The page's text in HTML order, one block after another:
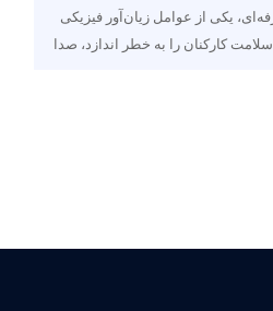
یکی از عوامل زیان‌آور فیزیکی
کارکنان را به خطر اندازد، صدا